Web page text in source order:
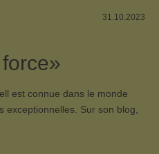
31.10.2023
est connue dans le monde
exceptionnelles. Sur son blog,